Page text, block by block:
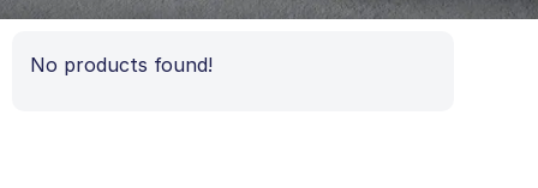
No products found!